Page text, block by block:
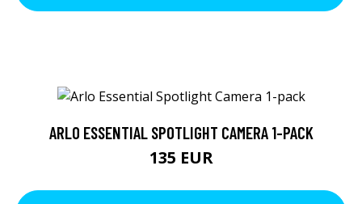
ARLO ESSENTIAL SPOTLIGHT CAMERA 1-PACK
135 EUR